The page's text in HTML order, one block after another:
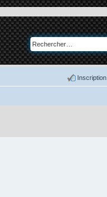
Inscription